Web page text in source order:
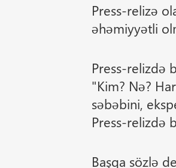
Press-relizə
əhəmiyyətli
Press-relizdə
"Kim? Nə?
səbəbini,
Press-relizdə
Başqa sözlə